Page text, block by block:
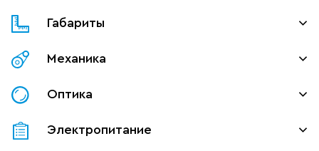
Габариты
Механика
Оптика
Электропитание